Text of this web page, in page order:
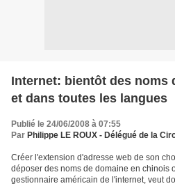
Internet: bientôt des noms
et dans toutes les langues
Publié le 24/06/2008 à 07:55
Par Philippe LE ROUX - Délégué de la
Créer l'extension d'adresse web de son
déposer des noms de domaine en chinois
gestionnaire américain de l'internet, veut